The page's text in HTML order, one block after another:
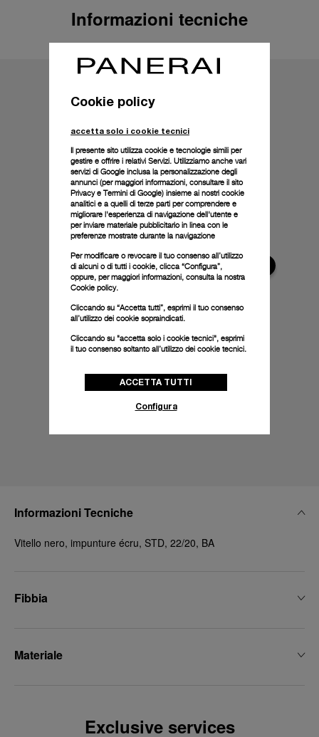
Informazioni tecniche
Informazioni Tecniche
Vitello nero, impunture écru, STD, 22/20, BA
Fibbia
Materiale
Exclusive services
Cookie policy
accetta solo i cookie tecnici
Il presente sito utilizza cookie e tecnologie simili per
gestire e offrire i relativi Servizi. Utilizziamo anche vari
servizi di Google inclusa la personalizzazione degli
annunci (per maggiori informazioni, consultare il sito
Privacy e Termini di Google) insieme ai nostri cookie
analitici e a quelli di terze parti per comprendere e
migliorare l'esperienza di navigazione dell'utente e
per inviare materiale pubblicitario in linea con le
preferenze mostrate durante la navigazione
Per modificare o revocare il tuo consenso all’utilizzo
di alcuni o di tutti i cookie, clicca “Configura”,
oppure, per maggiori informazioni, consulta la nostra
Cookie policy.
Cliccando su “Accetta tutti”, esprimi il tuo consenso
all’utilizzo dei cookie sopraindicati.
Cliccando su "accetta solo i cookie tecnici", esprimi
il tuo consenso soltanto all’utilizzo dei cookie tecnici.
ACCETTA TUTTI
Configura